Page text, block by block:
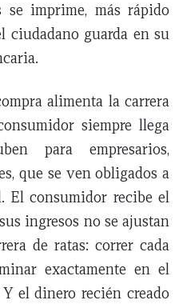
imprime, más rápido
ciudadano guarda en su
alimenta la carrera
siempre llega
para empresarios,
que se ven obligados a
El consumidor recibe el
ingresos no se ajustan
de ratas: correr cada
exactamente en el
el dinero recién creado